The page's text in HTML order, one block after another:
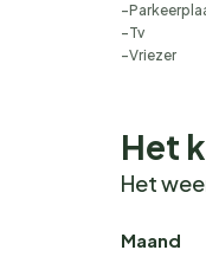
Tv
Vriezer
Het
Het
Maand